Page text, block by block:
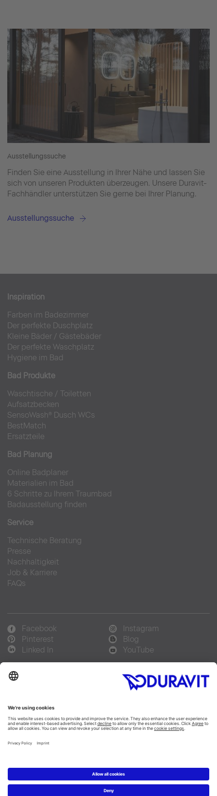
Ausstellungssuche
Finden Sie eine Ausstellung in Ihrer Nähe und lassen Sie
sich von unseren Produkten überzeugen. Unsere Duravit-
Fachhändler unterstützen Sie gerne bei Ihrer Planung.
Ausstellungssuche
Inspiration
Farben im Badezimmer
Der perfekte Duschplatz
Kleine Bäder / Gästebäder
Der perfekte Waschplatz
Hygiene im Bad
Bad Produkte
Waschtische / Toiletten
Aufsatzbecken
SensoWash® Dusch WCs
BestMatch
Ersatzteile
Bad Planung
Online Badplaner
Materialien im Bad
6 Schritte zu Ihrem Traumbad
Badausstellung finden
Service
Technische Beratung
Presse
Nachhaltigkeit
Job & Karriere
FAQs
Facebook
Instagram
Pinterest
Blog
Linked In
YouTube
Français
Italiano
Copyright © 2026 Duravit AG
Impressum|Hinweisgebersystem|
|Datenschutzerklärung